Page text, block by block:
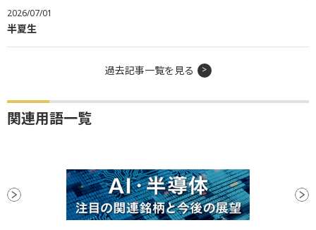
2026/07/01
半夏生
過去記事一覧を見る
関連用語一覧